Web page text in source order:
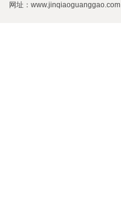
网址：www.jinqiaoguanggao.com